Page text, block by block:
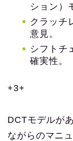
ション）
クラッチ
意見。
シフトチ
確実性。
+3+
DCTモデルが
ながらのマニ